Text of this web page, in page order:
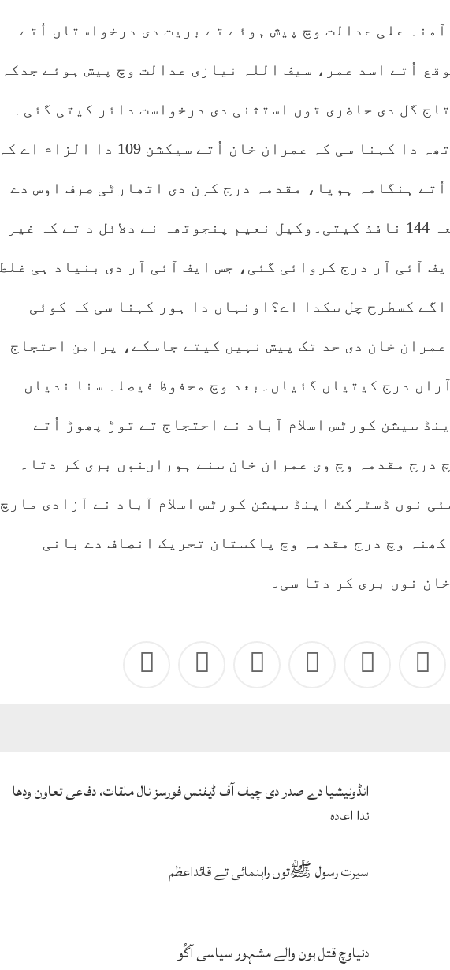
علی عدالت وچ پیش ہوئے تے بریت دی درخواستاں اُتے
اُتے اسد عمر، سیف اللہ نیازی عدالت وچ پیش ہوئے جدکہ
گل دی حاضری توں استثنی دی درخواست دائر کیتی گئی۔
وکیل نعیم پنجوتھہ دا کہنا سی کہ عمران خان اُتے سیکشن 109 دا الزام اے کہ
اُتے ہنگامہ ہویا، مقدمہ درج کرن دی اتھارٹی صرف اوس دے
کول اے جس نے دفعہ 144 نافذ کیتی۔وکیل نعیم پنجوتھہ نے دلائل د تے کہ غیر
آئی آر درج کروائی گئی، جس ایف آئی آر دی بنیاد ہی غلط
اگے کسطرح چل سکدا اے؟اونہاں دا ہور کہنا سی کہ کوئی
خان دی حد تک پیش نہیں کیتے جاسکے، پرامن احتجاج
درج کیتیاں گئیاں۔بعد وچ محفوظ فیصلہ سنا ندیاں
سیشن کورٹس اسلام آباد نے احتجاج تے توڑ پھوڑ اُتے
درج مقدمہ وچ وی عمران خان سنے ہوراںنوں بری کر دتا۔
رہے کہ 15 مئی نوں ڈسٹرکٹ اینڈ سیشن کورٹس اسلام آباد نے آزادی مارچ
وچ درج مقدمہ وچ پاکستان تحریک انصاف دے بانی
نوں بری کر دتا سی۔
انڈونیشیا دے صدر دی چیف آف ڈیفنس فورسز نال ملقات، دفاعی تعاون ودھا
ندا اعادہ
سیرت رسول ﷺتوں راہنمائی تے قائداعظم
دنیاوچ قتل ہون والے مشہور سیاسی آگُو